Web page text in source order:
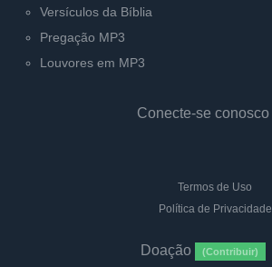
Versículos da Bíblia
Pregação MP3
Louvores em MP3
Conecte-se conosco
Termos de Uso
Política de Privacidade
Doação (Contribuir)